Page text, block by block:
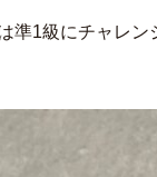
準1級にチャレ